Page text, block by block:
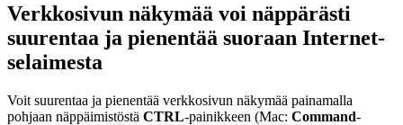
Verkkosivun näkymää voi näppärästi
suurentaa ja pienentää suoraan Internet-
selaimesta
Voit suurentaa ja pienentää verkkosivun näkymää painamalla
pohjaan näppäimistöstä CTRL-painikkeen (Mac: Command-